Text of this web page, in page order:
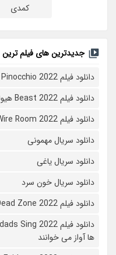
کمدی
جدیدترین های فیلم ترین
دانلود فیلم Pinocchio 2022 پینوکیو
دانلود فیلم Beast 2022 هیولا
دانلود فیلم Wire Room 2022 اتاق شنود
دانلود سریال مهمونی
دانلود سریال یاغی
دانلود سریال خون سرد
دانلود فیلم 2022 Dead Zone منطقه مرده
ها آواز می خوانند